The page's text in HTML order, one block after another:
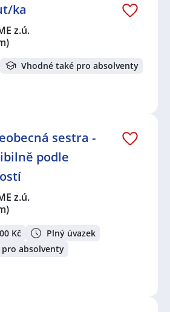
ka
z.ú.
Vhodné také pro absolventy
sestra -
podle
z.ú.
Kč
Plný úvazek
absolventy